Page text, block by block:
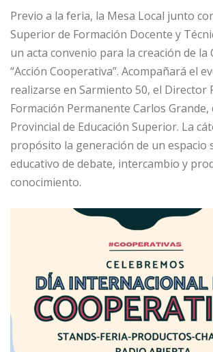
Previo a la feria, la Mesa Local junto
Superior de Formación Docente y
un acta convenio para la creación de la
“Acción Cooperativa”. Acompañará el
realizarse en Sarmiento 50, el Director
Formación Permanente Carlos Grande,
Provincial de Educación Superior. La
propósito la generación de un espacio
educativo de debate, intercambio y
conocimiento.